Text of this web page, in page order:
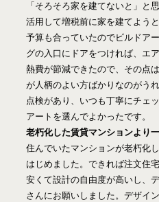
「そろそろ家を建てないと」と
活用して増税前に家を建てよう
予算も合っていたのでビルドア
グの入口にドアをつければ、エ
熱費が節減できたので、その点
が人柄のよい方ばかりなのがう
点検があり、いつも丁寧にチェ
アートを選んでよかったです。
老朽化した賃貸マンションより
住んでいたマンションが老朽化
はじめました。できれば注文住
安くて設計の自由度が高いし、
さんにお願いしました。デザイ